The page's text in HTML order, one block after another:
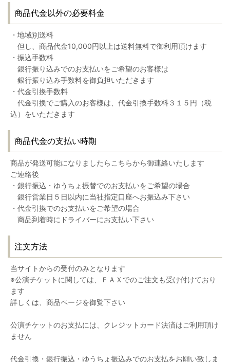
商品代金以外の必要料金
・地域別送料
但し、商品代金10,000円以上は送料無料で御利用頂けます
・振込手数料
銀行振り込みでのお支払いをご希望のお客様は
銀行振り込み手数料を御負担いただきます
・代金引換手数料
代金引換でご購入のお客様は、代金引換手数料３１５円（税
込）をいただきます
商品代金の支払い時期
商品が発送可能になりましたらこちらから御連絡いたします
ご連絡後
・銀行振込・ゆうちょ振替でのお支払いをご希望の場合
銀行営業日５日以内に当社指定口座へお振込み下さい
・代金引換でのお支払いをご希望の場合
商品到着時にドライバーにお支払い下さい
注文方法
当サイトからの受付のみとなります
※公演チケットに関しては、ＦＡＸでのご注文も受け付けており
ます
詳しくは、商品ページを御覧下さい
公演チケットのお支払には、クレジットカード決済はご利用頂け
ません
代金引換・銀行振込・ゆうちょ振込みでのお支払をお願い致しま